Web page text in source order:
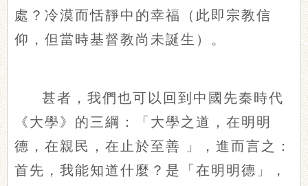
處？冷漠而恬靜中的幸福（此即宗教信
仰，但當時基督教尚未誕生）。
甚者，我們也可以回到中國先秦時代
《大學》的三綱：「大學之道，在明明
德，在親民，在止於至善
」，進而言之：
首先，我能知道什麼？是「在明明德」，